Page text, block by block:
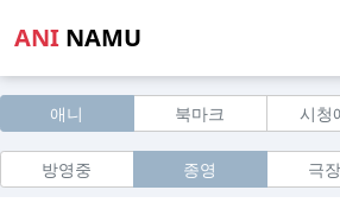
ANI NAMU
애니 북마크 시청
방영중 종영 극